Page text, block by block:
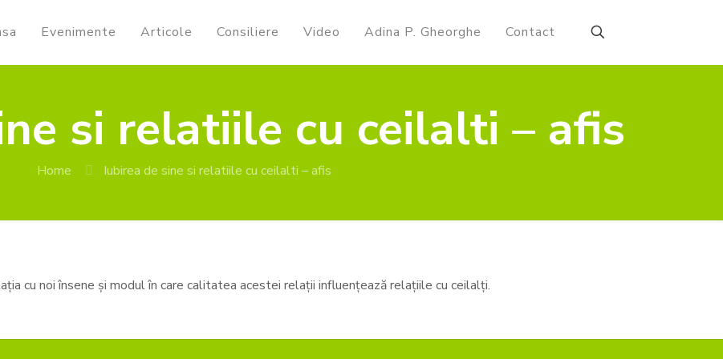
Evenimente Articole Consiliere Video Adina P. Gheorghe Contact
si relatiile cu ceilalti – afis
Home Iubirea de sine si relatiile cu ceilalti – afis
cu noi însene și modul în care calitatea acestei relații influențează relațiile cu ceilalți.